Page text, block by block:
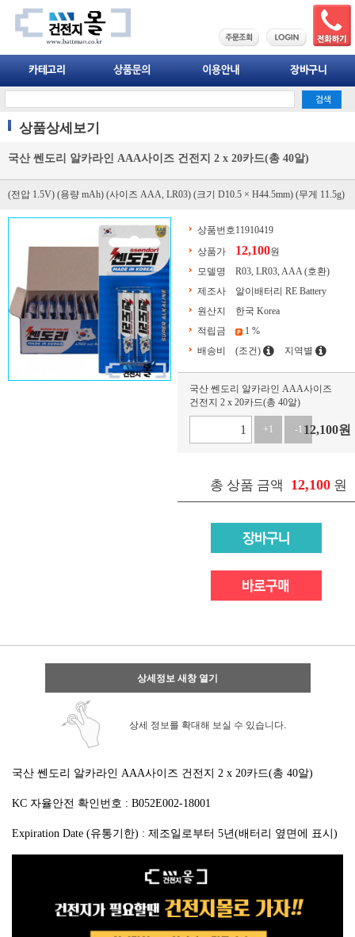
상품상세보기
국산 쎈도리 알카라인 AAA사이즈 건전지 2 x 20카드(총 40알)
(전압 1.5V) (용량 mAh) (사이즈 AAA, LR03) (크기 D10.5 × H44.5mm) (무게 11.5g)
상품번호11910419
상품가
12,100원
모델명
R03, LR03, AAA (호환)
제조사
알이배터리 RE Battery
원산지
한국 Korea
적립금
1 %
배송비
(조건) 지역별
국산 쎈도리 알카라인 AAA사이즈
건전지 2 x 20카드(총 40알)
+1 -1 12,100원
총 상품 금액 12,100 원
상세정보 새창 열기
상세 정보를 확대해 보실 수 있습니다.
국산 쎈도리 알카라인 AAA사이즈 건전지 2 x 20카드(총 40알)
KC 자율안전 확인번호 : B052E002-18001
Expiration Date (유통기한) : 제조일로부터 5년(배터리 옆면에 표시)